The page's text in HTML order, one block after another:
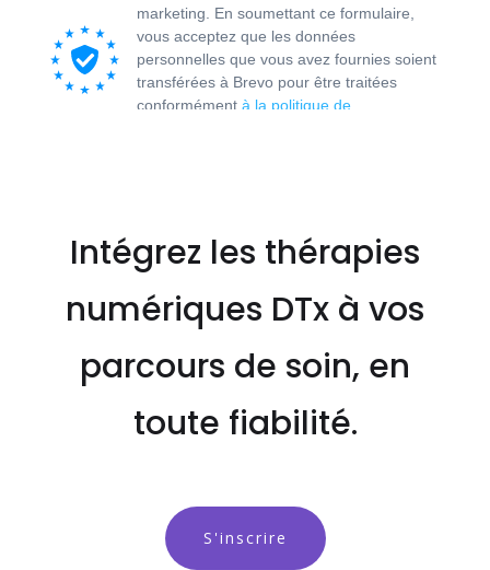
Intégrez les thérapies
numériques DTx à vos
parcours de soin, en
toute fiabilité.
S'inscrire